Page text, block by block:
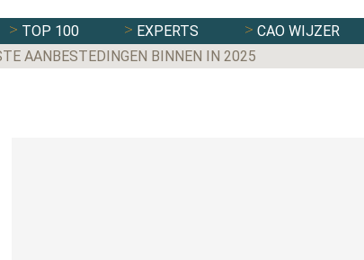
TOP 100 EXPERTS CAO WIJZER
AANBESTEDINGEN BINNEN IN 2025